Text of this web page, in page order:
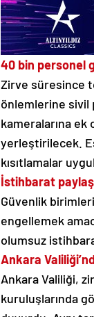
40 bin personel
Zirve süresince
önlemlerine sivil
kameralarına
yerleştirilecek.
kısıtlamalar
İstihbarat
Güvenlik
engellemek
olumsuz
Ankara
Ankara Valiliği,
kuruluşlarında